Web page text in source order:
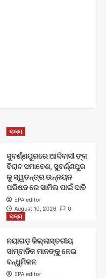
ରାଜ୍ୟ
ସୁବର୍ଣ୍ଣପୁରରେ ଆଦିବାସୀ ଙ୍କ
ବିରାଟ ସମାବେଶ, ସୁବର୍ଣ୍ଣପୁର
କୁ ସ୍ୱତନ୍ତ୍ର ଉନ୍ନୟନ
ପରିଷଦ ରେ ସାମିଲ ପାଇଁ ଦାବି
EPA editor
August 10, 2026
0
ରାଜ୍ୟ
ନୟାଗଡ଼ ଜିଲ୍ଲାସ୍ତରୀୟ
ସାମ୍ବାଦିକ ମାନଙ୍କୁ ନେଇ
ବନ୍ଧୁମିଳନ
EPA editor